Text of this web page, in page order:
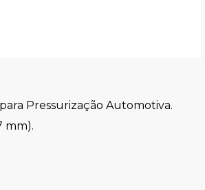
Pressurização Automotiva.
mm).